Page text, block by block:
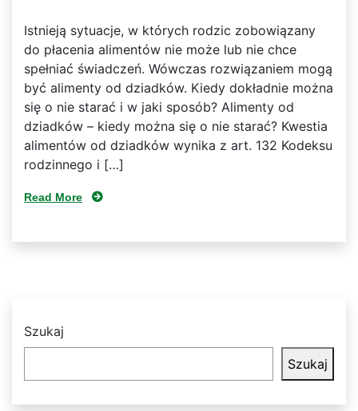
Istnieją sytuacje, w których rodzic zobowiązany
do płacenia alimentów nie może lub nie chce
spełniać świadczeń. Wówczas rozwiązaniem mogą
być alimenty od dziadków. Kiedy dokładnie można
się o nie starać i w jaki sposób? Alimenty od
dziadków – kiedy można się o nie starać? Kwestia
alimentów od dziadków wynika z art. 132 Kodeksu
rodzinnego i […]
Read More
Szukaj
Szukaj